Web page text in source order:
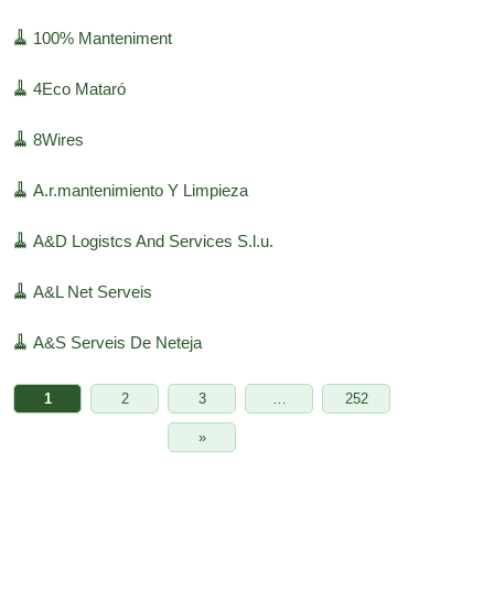
🧹 100% Manteniment
🧹 4Eco Mataró
🧹 8Wires
🧹 A.r.mantenimiento Y Limpieza
🧹 A&D Logistcs And Services S.l.u.
🧹 A&L Net Serveis
🧹 A&S Serveis De Neteja
1 2 3 … 252
»